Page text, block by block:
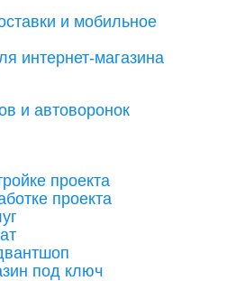
и мобильное
интернет-магазина
и автоворонок
проекта
проекта
под ключ